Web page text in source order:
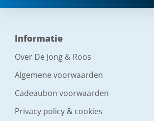
Informatie
Over De Jong & Roos
Algemene voorwaarden
Cadeaubon voorwaarden
Privacy policy & cookies